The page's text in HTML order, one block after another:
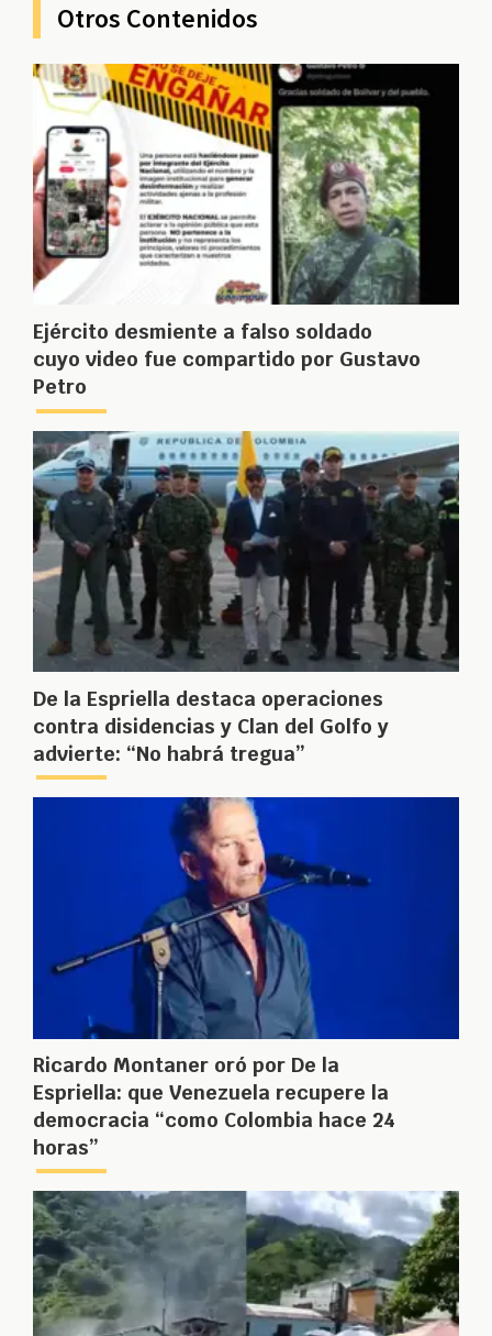
Otros Contenidos
Ejército desmiente a falso soldado
cuyo video fue compartido por Gustavo
Petro
De la Espriella destaca operaciones
contra disidencias y Clan del Golfo y
advierte: “No habrá tregua”
Ricardo Montaner oró por De la
Espriella: que Venezuela recupere la
democracia “como Colombia hace 24
horas”